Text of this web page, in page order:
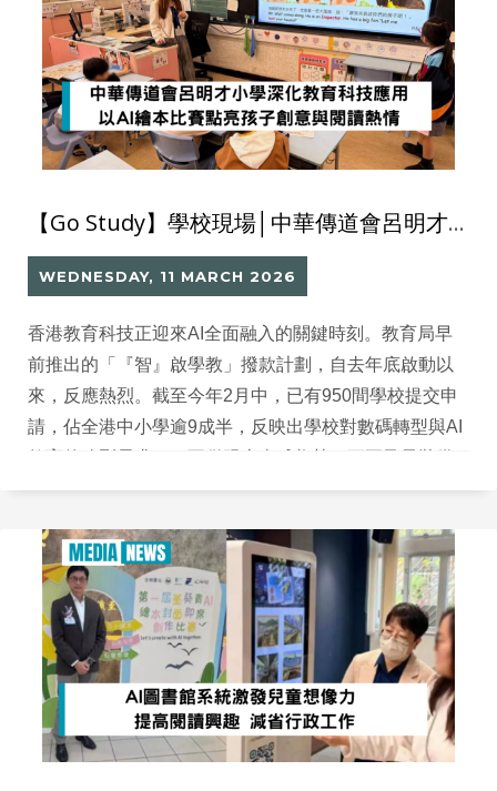
【Go Study】學校現場│中華傳道會呂明才小學深化教育科技應用 以AI 繪本比賽點亮孩子創意與閱讀熱情
WEDNESDAY, 11 MARCH 2026
香港教育科技正迎來AI全面融入的關鍵時刻。教育局早
前推出的「『智』啟學教」撥款計劃，自去年底啟動以
來，反應熱烈。截至今年2月中，已有950間學校提交申
請，佔全港中小學逾9成半，反映出學校對數碼轉型與AI
學生掌握未來技能。位於葵青區的中華傳道會呂明才小
這波政策前已透過智能系統與創作活動，讓科技自然服
務孩子的成長。